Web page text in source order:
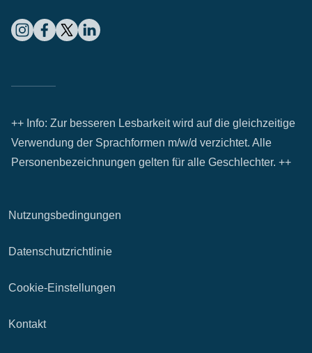
++ Info: Zur besseren Lesbarkeit wird auf die gleichzeitige
Verwendung der Sprachformen m/w/d verzichtet. Alle
Personenbezeichnungen gelten für alle Geschlechter. ++
Nutzungsbedingungen
Datenschutzrichtlinie
Cookie-Einstellungen
Kontakt